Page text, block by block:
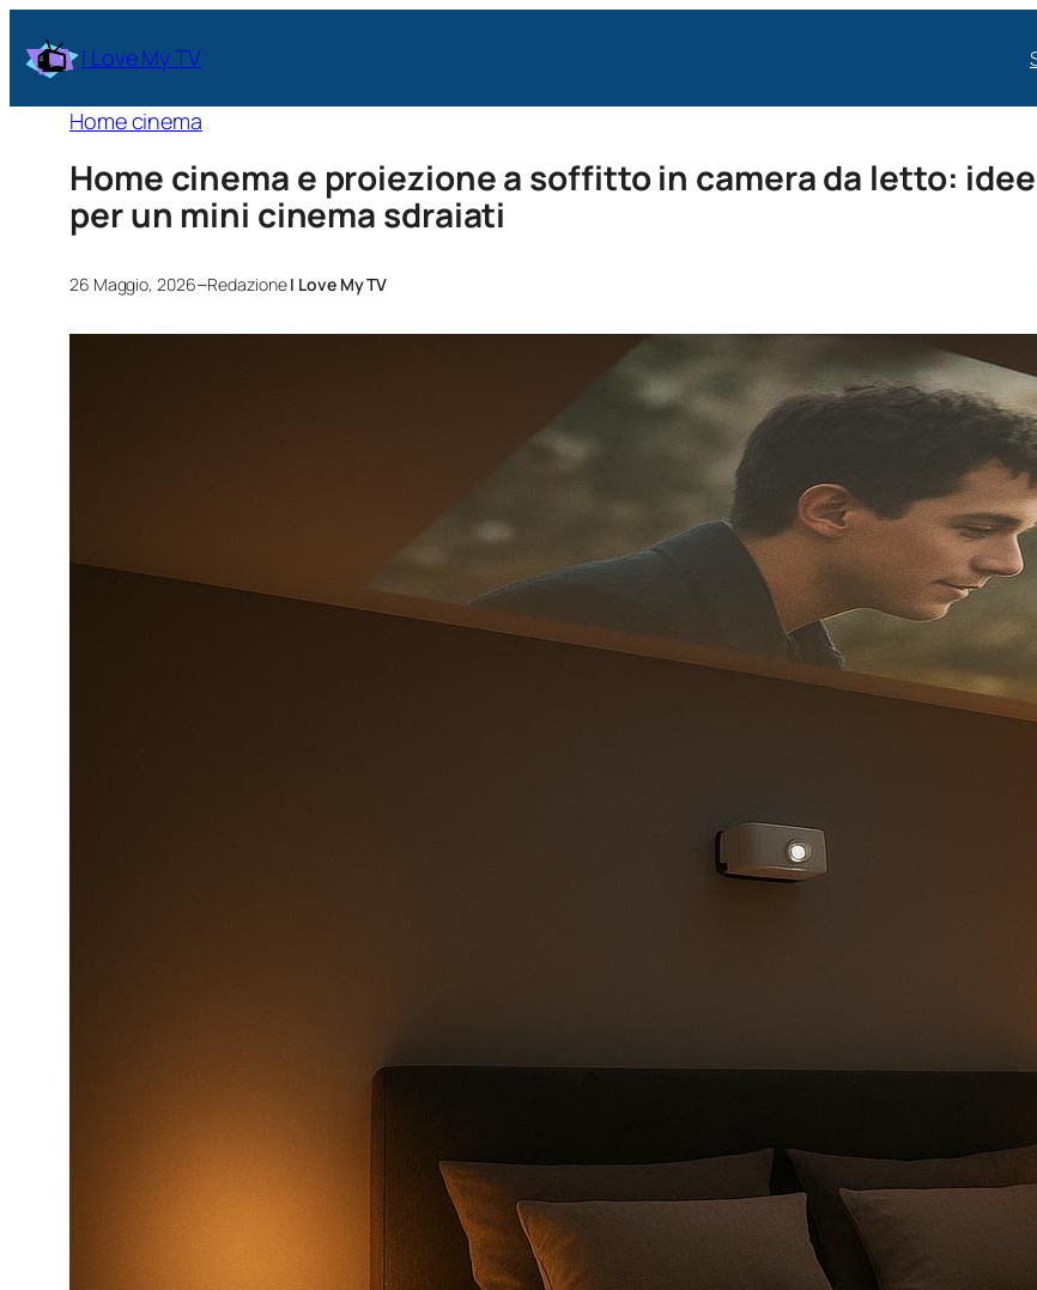
I Love My TV
Home cinema
Home cinema e proiezione a soffitto in camera da letto: idee
per un mini cinema sdraiati
26 Maggio, 2026–RedazioneI Love My TV